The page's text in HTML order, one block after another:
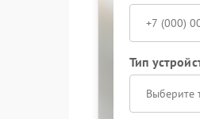
Тип
Выберите